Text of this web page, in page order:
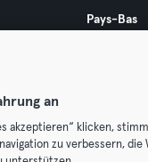
Pays-Bas
All rights reserved.
an
akzeptieren“ klicken,
zu verbessern,